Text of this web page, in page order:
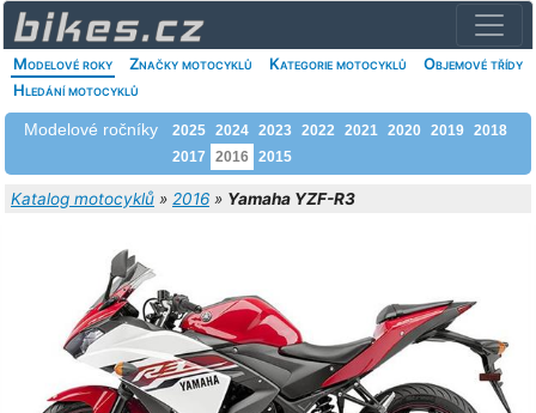
Modelové roky Značky motocyklů Kategorie motocyklů
Objemové třídy
Hledání motocyklů
Modelové ročníky 2025 2024 2023 2022 2021 2020 2019 2018
2017
2016 2015
Katalog motocyklů » 2016 » Yamaha YZF-R3